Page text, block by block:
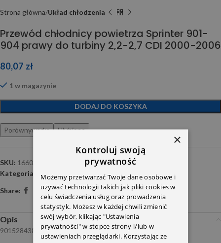
Strona główna Układ chłodzenia
Przewód chłodnicy powietrza Sprinter 901-
904 prawy do turbiny 2,2-2,7 CDI 2000-2006
80,07 zł
1 w magazynie
DODAJ DO KOSZYKA
Porównywarka Ulubione
SKU: 166039
Kategoria:
Układ chłodzenia
Share:
Opis
9015284382 NRF
×
Kontroluj swoją
prywatność
Możemy przetwarzać Twoje dane osobowe i
używać technologii takich jak pliki cookies w
celu świadczenia usług oraz prowadzenia
statystyk. Możesz w każdej chwili zmienić
swój wybór, klikając "Ustawienia
prywatności" w stopce strony i/lub w
ustawieniach przeglądarki. Korzystając ze